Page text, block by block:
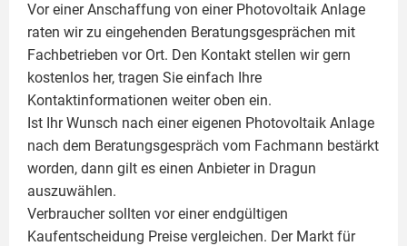
Vor einer Anschaffung von einer Photovoltaik Anlage
raten wir zu eingehenden Beratungsgesprächen mit
Fachbetrieben vor Ort. Den Kontakt stellen wir gern
kostenlos her, tragen Sie einfach Ihre
Kontaktinformationen weiter oben ein.
Ist Ihr Wunsch nach einer eigenen Photovoltaik Anlage
nach dem Beratungsgespräch vom Fachmann bestärkt
worden, dann gilt es einen Anbieter in Dragun
auszuwählen.
Verbraucher sollten vor einer endgültigen
Kaufentscheidung Preise vergleichen. Der Markt für